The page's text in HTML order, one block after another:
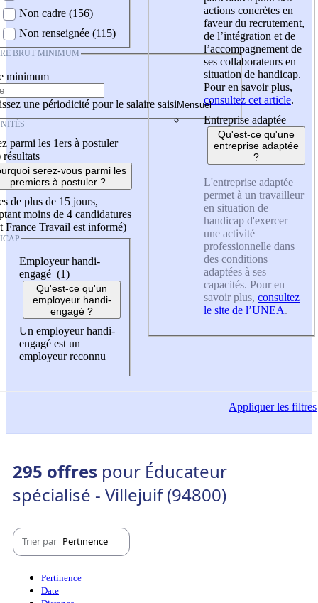
Non cadre (156)
Non renseignée (115)
BRUT MINIMUM
minimum
une périodicité pour le salaire saisi
parmi les 1ers à postuler
résultats
serez-vous parmi les
premiers à postuler ?
de plus de 15 jours,
moins de 4 candidatures
France Travail est informé)
Employeur handi-
engagé (1)
Qu'est-ce qu'un
employeur handi-
engagé ?
Un employeur handi-
engagé est un
employeur reconnu
actions concrètes en
faveur du recrutement,
de l’intégration et de
l’accompagnement de
ses collaborateurs en
situation de handicap.
Pour en savoir plus,
consultez cet article.
Entreprise adaptée
Qu'est-ce qu'une
entreprise adaptée
?
L'entreprise adaptée
permet à un travailleur
en situation de
handicap d'exercer
une activité
professionnelle dans
des conditions
adaptées à ses
capacités. Pour en
savoir plus, consultez
le site de l’UNEA.
Appliquerles filtres
295 offres pour Éducateur
spécialisé - Villejuif (94800)
Trier par Pertinence
Pertinence
Date